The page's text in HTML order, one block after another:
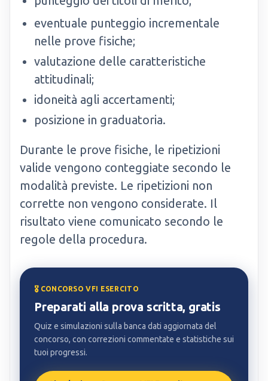
eventuale punteggio incrementale
nelle prove fisiche;
valutazione delle caratteristiche
attitudinali;
idoneità agli accertamenti;
posizione in graduatoria.
Durante le prove fisiche, le ripetizioni
valide vengono conteggiate secondo le
modalità previste. Le ripetizioni non
corrette non vengono considerate. Il
risultato viene comunicato secondo le
regole della procedura.
🎖️ CONCORSO VFI ESERCITO
Preparati alla prova scritta, gratis
Quiz e simulazioni sulla banca dati aggiornata del
concorso, con correzioni commentate e statistiche sui
tuoi progressi.